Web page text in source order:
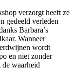
verzorgt heeft ze
gedeeld verleden
Barbara’s
Wanneer
wordt
en niet zonder
de waarheid